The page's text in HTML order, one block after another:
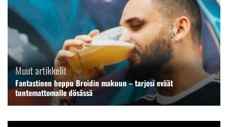
Muut artikkelit
Fantastinen heppu Broidin makuun – tarjosi eväät
tuntemattomalle dösässä